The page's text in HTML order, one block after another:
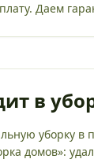
Даем
в
уборку в
домов»: